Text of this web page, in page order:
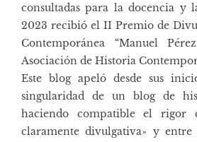
consultadas para la docencia y
2023 recibió el II Premio de
Contemporánea “Manuel
Asociación de Historia
Este blog apeló desde sus
singularidad de un blog de
haciendo compatible el rigor
claramente divulgativa» y